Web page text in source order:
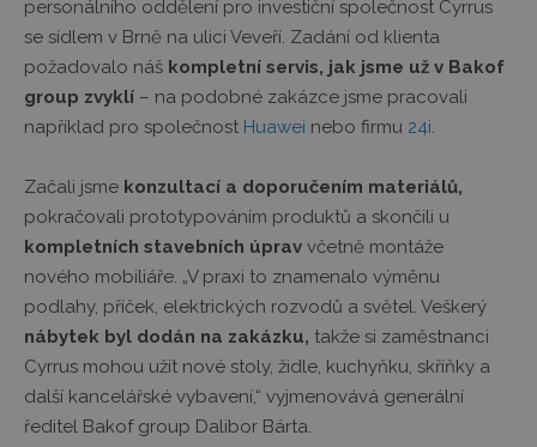
personálního oddělení pro investiční společnost Cyrrus
se sídlem v Brně na ulici Veveří. Zadání od klienta
požadovalo náš kompletní servis, jak jsme už v Bakof
group zvyklí – na podobné zakázce jsme pracovali
například pro společnost Huawei nebo firmu 24i.
Začali jsme konzultací a doporučením materiálů,
pokračovali prototypováním produktů a skončili u
kompletních stavebních úprav včetně montáže
nového mobiliáře. „V praxi to znamenalo výměnu
podlahy, příček, elektrických rozvodů a světel. Veškerý
nábytek byl dodán na zakázku, takže si zaměstnanci
Cyrrus mohou užít nové stoly, židle, kuchyňku, skříňky a
další kancelářské vybavení,“ vyjmenovává generální
ředitel Bakof group Dalibor Bárta.